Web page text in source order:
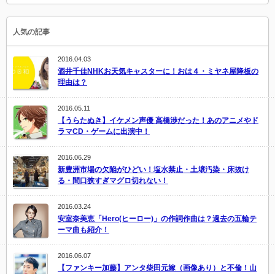
人気の記事
2016.04.03
酒井千佳NHKお天気キャスターに！おは４・ミヤネ屋降板の
理由は？
2016.05.11
【うらたぬき】イケメン声優 高橋渉だった！あのアニメやド
ラマCD・ゲームに出演中！
2016.06.29
新豊洲市場の欠陥がひどい！塩水禁止・土壌汚染・床抜け
る・間口狭すぎマグロ切れない！
2016.03.24
安室奈美恵「Hero(ヒーロー)」の作詞作曲は？過去の五輪テ
ーマ曲も紹介！
2016.06.07
【ファンキー加藤】アンタ柴田元嫁（画像あり）と不倫！山